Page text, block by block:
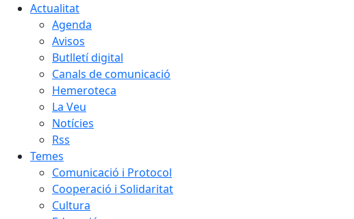
Actualitat
Agenda
Avisos
Butlletí digital
Canals de comunicació
Hemeroteca
La Veu
Notícies
Rss
Temes
Comunicació i Protocol
Cooperació i Solidaritat
Cultura